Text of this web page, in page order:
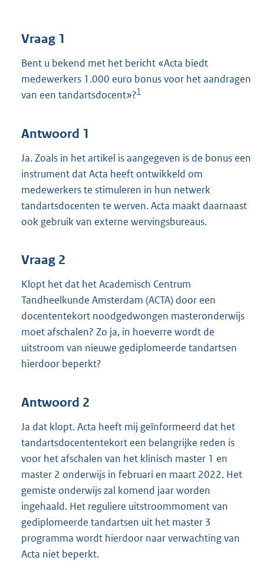
Vraag 1
Bent u bekend met het bericht «Acta biedt
medewerkers 1.000 euro bonus voor het aandragen
van een tandartsdocent»?1
Antwoord 1
Ja. Zoals in het artikel is aangegeven is de bonus een
instrument dat Acta heeft ontwikkeld om
medewerkers te stimuleren in hun netwerk
tandartsdocenten te werven. Acta maakt daarnaast
ook gebruik van externe wervingsbureaus.
Vraag 2
Klopt het dat het Academisch Centrum
Tandheelkunde Amsterdam (ACTA) door een
docententekort noodgedwongen masteronderwijs
moet afschalen? Zo ja, in hoeverre wordt de
uitstroom van nieuwe gediplomeerde tandartsen
hierdoor beperkt?
Antwoord 2
Ja dat klopt. Acta heeft mij geïnformeerd dat het
tandartsdocententekort een belangrijke reden is
voor het afschalen van het klinisch master 1 en
master 2 onderwijs in februari en maart 2022. Het
gemiste onderwijs zal komend jaar worden
ingehaald. Het reguliere uitstroommoment van
gediplomeerde tandartsen uit het master 3
programma wordt hierdoor naar verwachting van
Acta niet beperkt.